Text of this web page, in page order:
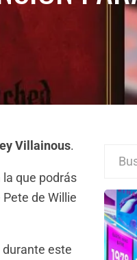
Villainous.
que podrás
de Willie
durante este